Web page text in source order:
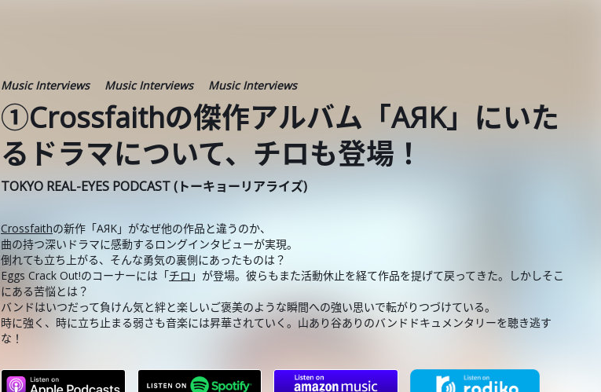
Music Interviews Music Interviews Music Interviews
①Crossfaithの傑作アルバム「AЯK」にいた
るドラマについて、チロも登場！
TOKYO REAL-EYES PODCAST (トーキョーリアライズ)
Crossfaithの新作「AЯK」がなぜ他の作品と違うのか、
曲の持つ深いドラマに感動するロングインタビューが実現。
倒れても立ち上がる、そんな勇気の裏側にあったものは？
Eggs Crack Out!のコーナーには「チロ 」が登場。彼らもまた活動休止を経て作品を提げて戻ってきた。しかしそこ
にある苦悩とは？
バンドはいつだって負けん気と絆と楽しいご褒美のような瞬間への強い思いで転がりつづけている。
時に強く、時に立ち止まる弱さも音楽には昇華されていく。山あり谷ありのバンドドキュメンタリーを聴き逃す
な！